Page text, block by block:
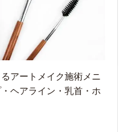
アートメイク施術メニ
ヘアライン・乳首・ホ